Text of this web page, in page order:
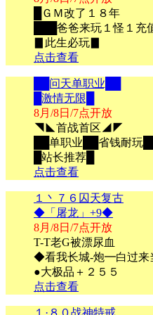
█ＧＭ改了１８年
███爸爸来玩１怪１充
▊此生必玩▊
点击查看
██问天单职业██
█激情无限█
8月/8日/7点开放
◥◣首战首区◢◤
██单职业██省钱耐玩
█站长推荐█
点击查看
１丶７６囚天复古
◆「屠龙」+9◆
8月/8日/7点开放
T-T老G被漂尿血
◆看我长城-炮━白过来
●大极品＋２５５
点击查看
１·８０战神特戒